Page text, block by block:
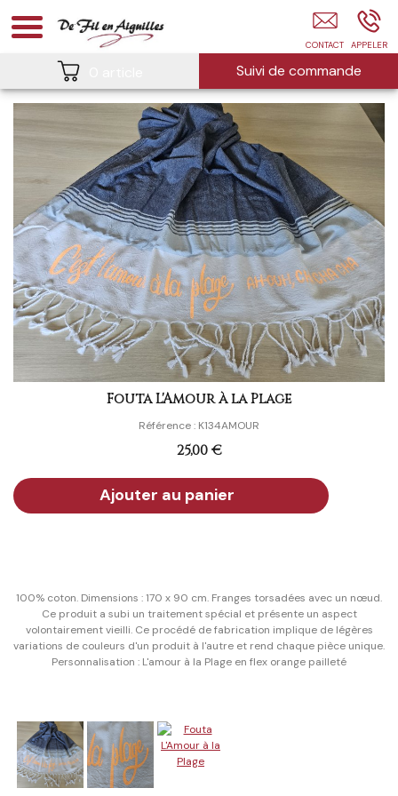
Suivi de commande
Fouta L'Amour à la Plage
Référence : K134AMOUR
25,00 €
100% coton. Dimensions : 170 x 90 cm. Franges torsadées avec un nœud.
Ce produit a subi un traitement spécial et présente un aspect
volontairement vieilli. Ce procédé de fabrication implique de légères
variations de couleurs d'un produit à l'autre et rend chaque pièce unique.
Personnalisation : L'amour à la Plage en flex orange pailleté